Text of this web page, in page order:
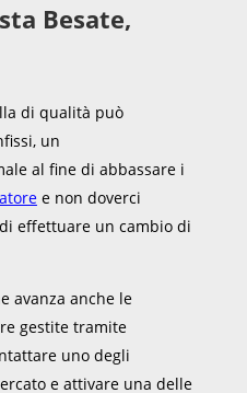
Besate,
di qualità può
un
al fine di abbassare i
e non doverci
effettuare un cambio di
avanza anche le
gestite tramite
uno degli
e attivare una delle